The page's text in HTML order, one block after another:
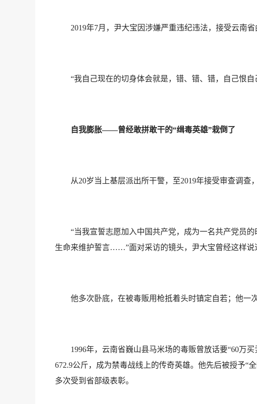
2019年7月，尹大宝因涉嫌严重违纪违法，接受云南省
“我自己现在的切身体会就是，错、错、错，自己恨自
自我膨胀——曾经敢拼敢干的“缉毒英雄”栽倒了
从20岁当上基层派出所干警，至2019年接受审查调查，
“当我宣誓志愿加入中国共产党，成为一名共产党员的
生命来维护誓言……”面对采访的镜头，尹大宝曾经这样说
他多次卧底，在被毒贩用枪抵着头时镇定自若；他一次
1996年，云南省巍山县马米场的毒贩曾放话要“60万买
672.9公斤，成为禁毒战线上的传奇英雄。他先后被授予“
多次受到省部级表彰。